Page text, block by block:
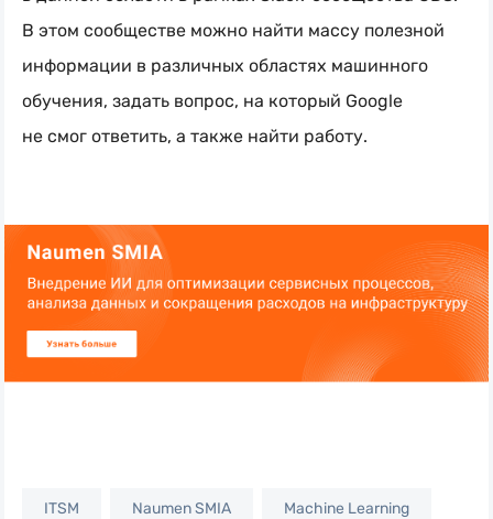
В этом сообществе можно найти массу полезной
информации в различных областях машинного
обучения, задать вопрос, на который Google
не смог ответить, а также найти работу.
ITSM Naumen SMIA Machine Learning